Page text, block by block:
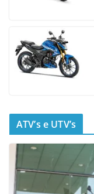
ATV’s e UTV’s